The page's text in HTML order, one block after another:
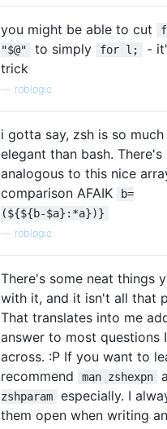
you might be able to cut
"$@"
to simply for l;
-
trick
roblogic
i gotta say, zsh is so
elegant than bash. There's
analogous to this nice
comparison AFAIK
b=
(${${b-$a}:*a})}
roblogic
There's some neat things
with it, and it isn't all that
That translates into me
answer to most questions
across. :P If you want to
recommend
man zshexpn
zshparam
especially. I
them open when writing